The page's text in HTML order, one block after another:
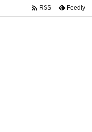
 RSS Feedly